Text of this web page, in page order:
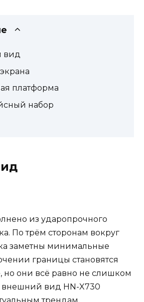
вид
платформа
набор
из ударопрочного
По трём сторонам вокруг
заметны минимальные
границы становятся
но они всё равно не слишком
внешний вид HN-X730